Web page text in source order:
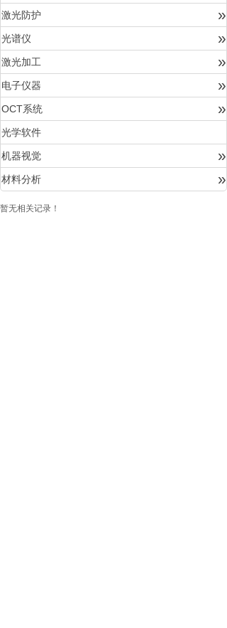
激光防护 »
光谱仪 »
激光加工 »
电子仪器 »
OCT系统 »
光学软件
机器视觉 »
材料分析 »
暂无相关记录！